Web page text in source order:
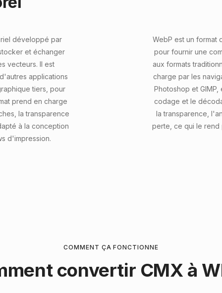
développé par
et échanger
vecteurs. Il est
applications
tiers, pour
prend en charge
la transparence
à la conception
d'impression.
WebP est un format
pour fournir une
aux formats
charge par les
Photoshop et
codage et le
la transparence,
perte, ce qui le rend
COMMENT ÇA FONCTIONNE
convertir CMX à